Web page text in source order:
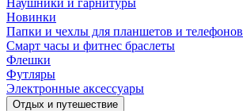
Новинки
Папки и чехлы для планшетов и телефонов
Смарт часы и фитнес браслеты
Флешки
Футляры
Электронные аксессуары
Отдых и путешествие